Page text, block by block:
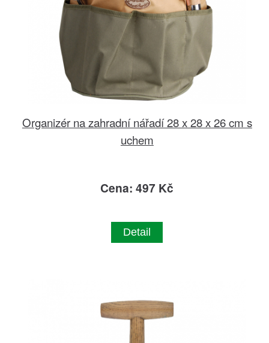
Organizér na zahradní nářadí 28 x 28 x 26 cm s
uchem
Cena: 497 Kč
Detail